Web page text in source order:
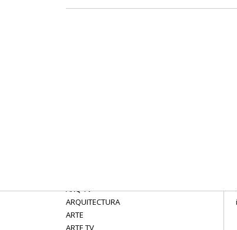
ARQ TV
ARQUITECTURA
ARTE
ARTE TV